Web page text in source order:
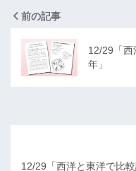
前の記事
12/29「西
年」
12/29「西洋と東洋で比